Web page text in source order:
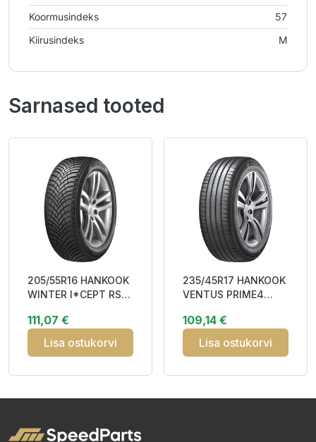
Koormusindeks
57
Kiirusindeks
M
Sarnased tooted
205/55R16 HANKOOK
WINTER I*CEPT RS3
Studless CBB72
111,07 €
Lisa ostukorvi
235/45R17 HANKOOK
VENTUS PRIME4
CAA69
109,14 €
Lisa ostukorvi